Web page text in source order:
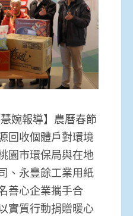
婉報導】農曆春節
回收個體戶對環境
園市環保局與在地
、永豐餘工業用紙
善心企業攜手合
實質行動捐贈暖心